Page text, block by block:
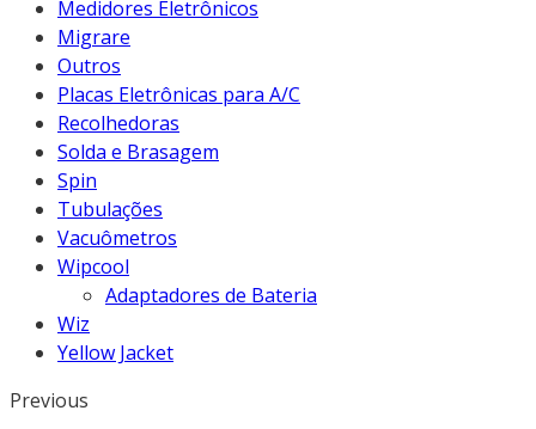
Medidores Eletrônicos
Migrare
Outros
Placas Eletrônicas para A/C
Recolhedoras
Solda e Brasagem
Spin
Tubulações
Vacuômetros
Wipcool
Adaptadores de Bateria
Wiz
Yellow Jacket
Previous